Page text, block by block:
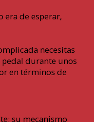
era de esperar,
necesitas
durante unos
en términos de
su mecanismo